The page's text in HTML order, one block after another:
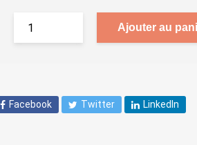
Ajouter au
Facebook Twitter LinkedIn